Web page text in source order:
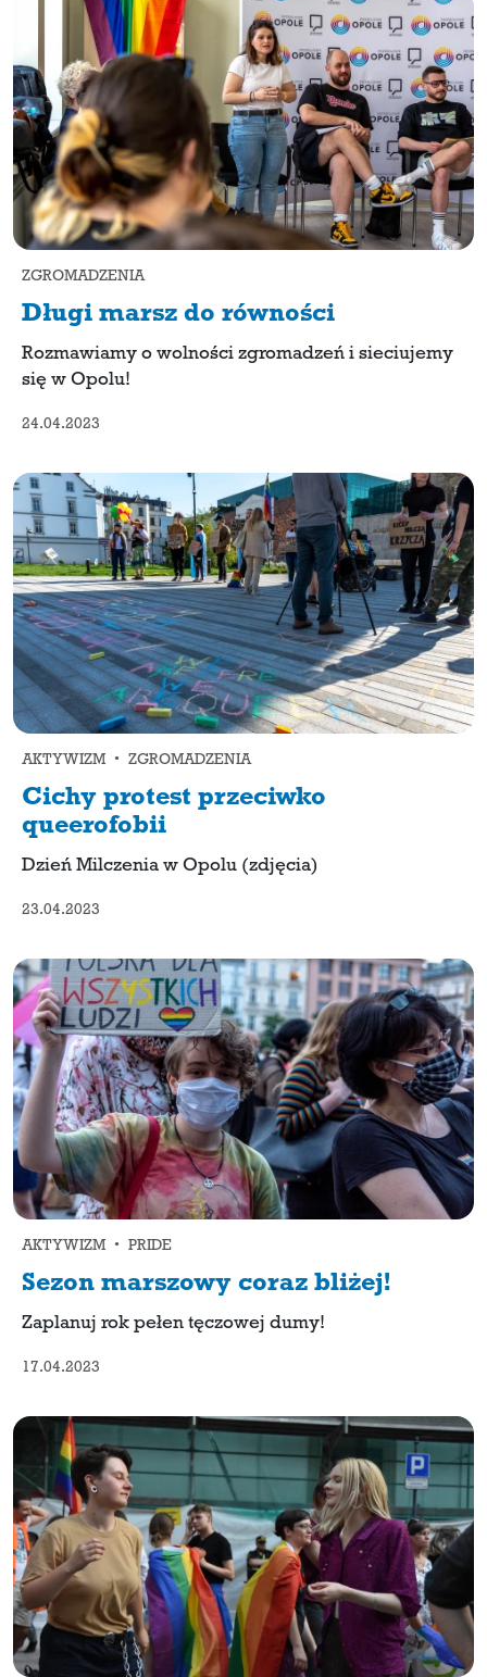
ZGROMADZENIA
Długi marsz do równości
Rozmawiamy o wolności zgromadzeń i sieciujemy
się w Opolu!
24.04.2023
AKTYWIZM • ZGROMADZENIA
Cichy protest przeciwko
queerofobii
Dzień Milczenia w Opolu (zdjęcia)
23.04.2023
AKTYWIZM • PRIDE
Sezon marszowy coraz bliżej!
Zaplanuj rok pełen tęczowej dumy!
17.04.2023